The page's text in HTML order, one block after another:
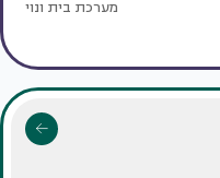
מערכת בית ונוי